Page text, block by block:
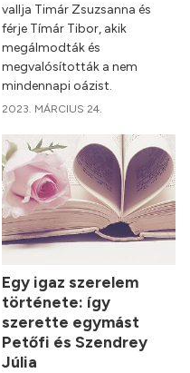
vallja Timár Zsuzsanna és
férje Tímár Tibor, akik
megálmodták és
megvalósították a nem
mindennapi oázist.
2023. MÁRCIUS 24.
Egy igaz szerelem
története: így
szerette egymást
Petőfi és Szendrey
Júlia